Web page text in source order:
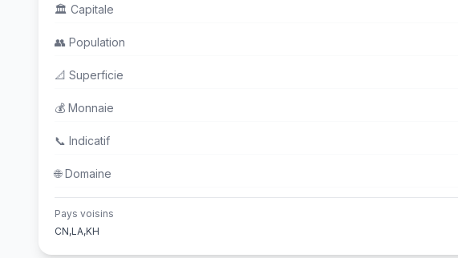
🏛️ Capitale
👥 Population
📐 Superficie
💰 Monnaie
📞 Indicatif
🌐Domaine
Pays voisins
CN,LA,KH